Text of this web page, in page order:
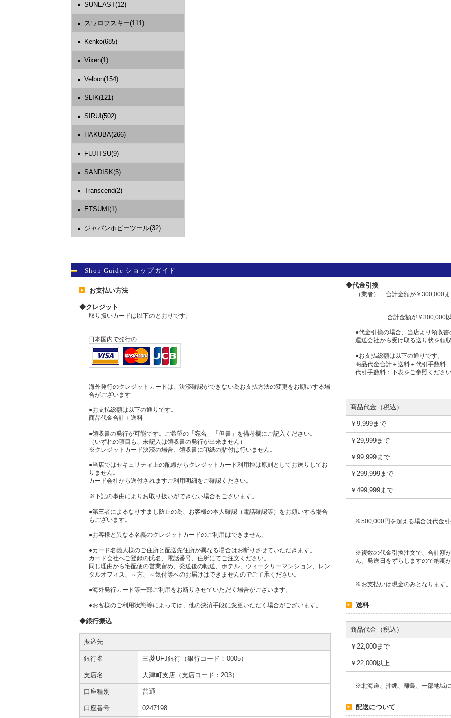
SUNEAST(12)
スワロフスキー(111)
Kenko(685)
Vixen(1)
Velbon(154)
SLIK(121)
SIRUI(502)
HAKUBA(266)
FUJITSU(9)
SANDISK(5)
Transcend(2)
ETSUMI(1)
ジャパンホビーツール(32)
Shop Guide ショップガイド
お支払い方法
◆クレジット
取り扱いカードは以下のとおりです。
日本国内で発行の
海外発行のクレジットカードは、決済確認ができない為お支払方法の変更をお願いする場
合がございます
●お支払総額は以下の通りです。
商品代金合計＋送料
●領収書の発行が可能です。ご希望の「宛名」「但書」を備考欄にご記入ください。
（いずれの項目も、未記入は領収書の発行が出来ません）
※クレジットカード決済の場合、領収書に印紙の貼付は行いません。
●当店ではセキュリティ上の配慮からクレジットカード利用控は原則としてお送りしてお
りません。
カード会社から送付されますご利用明細をご確認ください。
※下記の事由によりお取り扱いができない場合もございます。
●第三者によるなりすまし防止の為、お客様の本人確認（電話確認等）をお願いする場合
もございます。
●お客様と異なる名義のクレジットカードのご利用はできません。
●カード名義人様のご住所と配送先住所が異なる場合はお断りさせていただきます。
カード会社へご登録の氏名、電話番号、住所にてご注文ください。
同じ理由から宅配便の営業留め、発送後の転送、ホテル、ウィークリーマンション、レン
タルオフィス、～方、～気付等へのお届けはできませんのでご了承ください。
●海外発行カード等一部ご利用をお断りさせていただく場合がございます。
●お客様のご利用状態等によっては、他の決済手段に変更いただく場合がございます。
◆銀行振込
振込先
銀行名 三菱UFJ銀行（銀行コード：0005）
支店名 大津町支店（支店コード：203）
口座種別 普通
口座番号 0247198
◆代金引換
（業者） 合計金額が￥
合計金額が￥300,000以上
●代金引換の場合、当店より領収
運送会社から受け取る送り状を領
●お支払総額は以下の通りです。
商品代金合計＋送料＋代引手数料
代引手数料：下表をご参照くださ
商品代金（税込）
￥9,999まで
￥29,999まで
￥99,999まで
￥299,999まで
￥499,999まで
※500,000円を超える場合は代金
※複数の代金引換注文で、合計額
ん。発送日をずらしますので納期
※お支払いは現金のみとなります
送料
商品代金（税込）
￥22,000まで
￥22,000以上
※北海道、沖縄、離島、一部地域
配送について